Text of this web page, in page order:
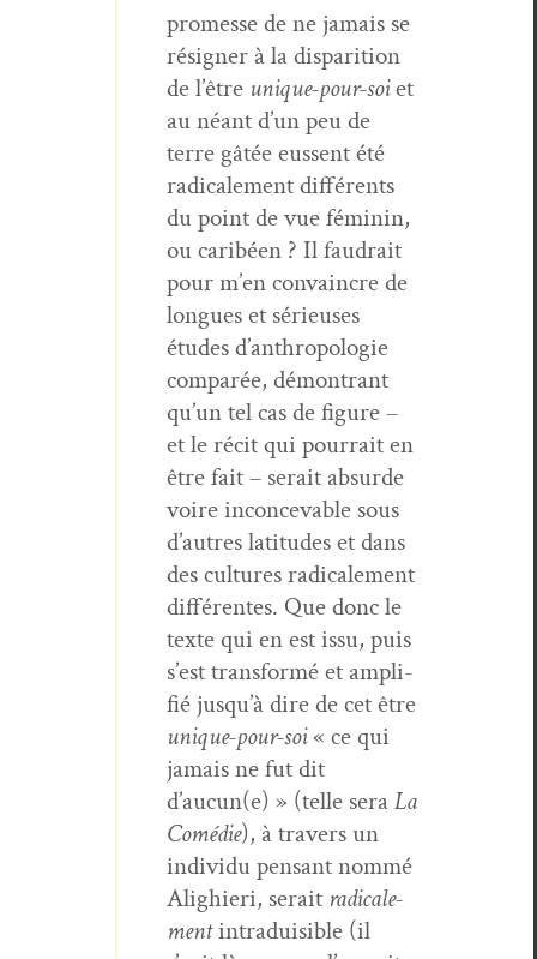
promesse de ne jamais se
résign­er à la dis­pari­tion
de l’être unique-pour-soiet
au néant d’un peu de
terre gâtée eussent été
rad­i­cale­ment dif­férents
du point de vue féminin,
ou caribéen ? Il faudrait
pour m’en con­va­in­cre de
longues et sérieuses
études d’anthropologie
com­parée, démon­trant
qu’un tel cas de fig­ure –
et le réc­it qui pour­rait en
être fait – serait absurde
voire incon­cev­able sous
d’autres lat­i­tudes et dans
des cul­tures rad­i­cale­ment
dif­férentes. Que donc le
texte qui en est issu, puis
s’est trans­for­mé et ampli­
fié jusqu’à dire de cet être
unique-pour-soi« ce qui
jamais ne fut dit
d’aucun(e) » (telle seraLa
Comédie), à tra­vers un
indi­vidu pen­sant nom­mé
Alighieri, serait rad­i­cale­
mentintraduis­i­ble (il